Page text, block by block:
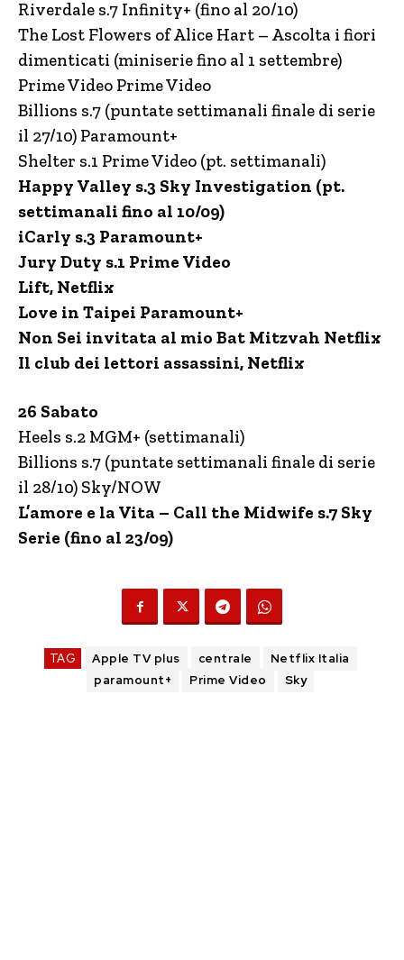
Riverdale s.7 Infinity+ (fino al 20/10)
The Lost Flowers of Alice Hart – Ascolta i fiori
dimenticati (miniserie fino al 1 settembre)
Prime Video Prime Video
Billions s.7 (puntate settimanali finale di serie
il 27/10) Paramount+
Shelter s.1 Prime Video (pt. settimanali)
Happy Valley s.3 Sky Investigation (pt.
settimanali fino al 10/09)
iCarly s.3 Paramount+
Jury Duty s.1 Prime Video
Lift, Netflix
Love in Taipei Paramount+
Non Sei invitata al mio Bat Mitzvah Netflix
Il club dei lettori assassini, Netflix
26 Sabato
Heels s.2 MGM+ (settimanali)
Billions s.7 (puntate settimanali finale di serie
il 28/10) Sky/NOW
L’amore e la Vita – Call the Midwife s.7 Sky
Serie (fino al 23/09)
TAG Apple TV plus centrale
Netflix Italia
paramount+
Prime Video Sky